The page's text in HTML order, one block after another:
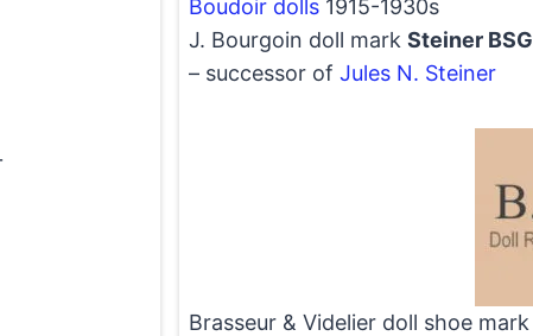
Boudoir dolls 1915-1930s
J. Bourgoin doll mark Steiner
– successor of Jules N. Steiner
Brasseur & Videlier doll shoe mark